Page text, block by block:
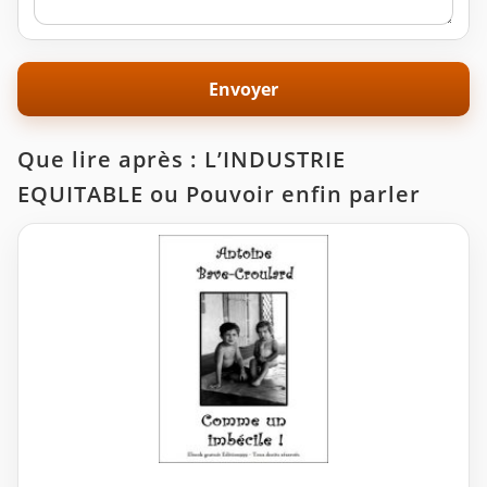
Que lire après : L’INDUSTRIE
EQUITABLE ou Pouvoir enfin parler